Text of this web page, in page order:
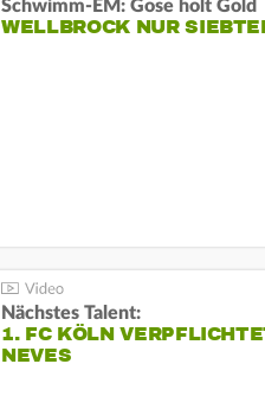
Schwimm-EM: Gose holt Gold
WELLBROCK NUR
Nächstes Talent:
1. FC KÖLN
NEVES